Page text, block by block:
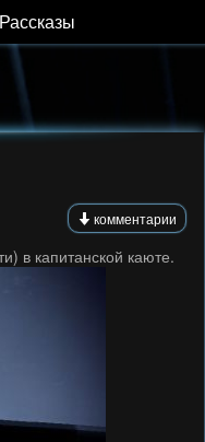
Рассказы
комментарии
в капитанской каюте.